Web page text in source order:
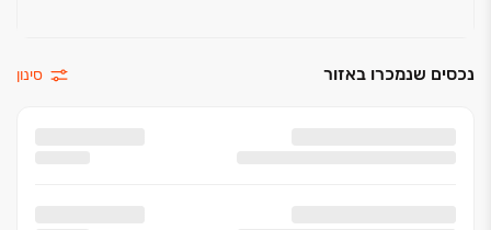
נכסים שנמכרו באזור סינון